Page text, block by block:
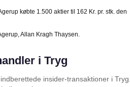
købte 1.500 aktier til 162 Kr. pr. stk. den
Allan Kragh Thaysen.
i Tryg
insider-transaktioner i